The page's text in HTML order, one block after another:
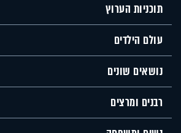
תוכניות הערוץ
עולם הילדים
נושאים שונים
רבנים ומרצים